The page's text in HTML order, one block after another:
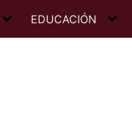
EDUCACIÓN